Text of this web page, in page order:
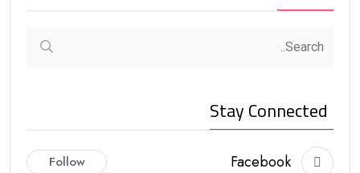
Stay Connected
Facebook
Follow